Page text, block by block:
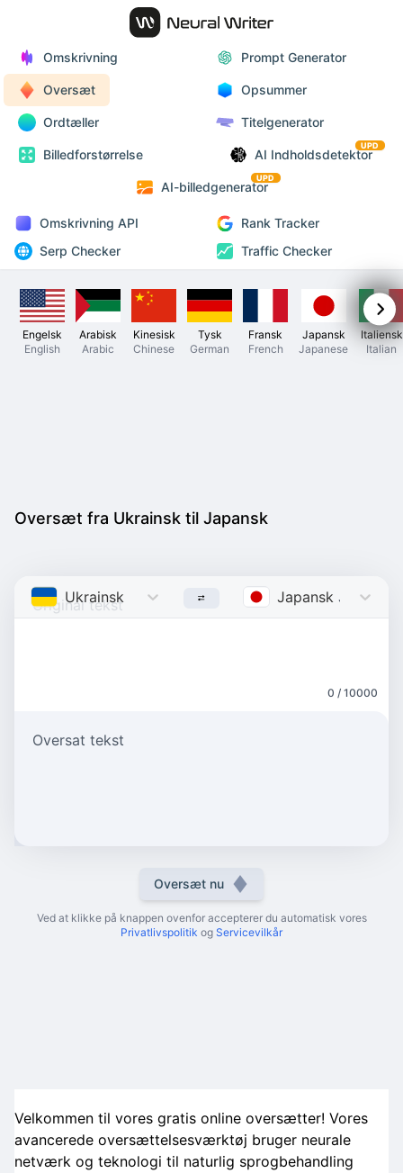
Omskrivning Prompt Generator
Oversæt Opsummer
Ordtæller Titelgenerator
Billedforstørrelse AI Indholdsdetektor
UPD
AI-billedgenerator
UPD
Omskrivning API
Rank Tracker
Serp Checker
Traffic Checker
Engelsk
English
Arabisk
Arabic
Kinesisk
Chinese
Tysk
German
Fransk
French
Japansk
Japanese
Italiensk
Italian
Oversæt fra Ukrainsk til Japansk
Ukrainsk Ukrainian Japansk Japanese
0 / 10000
Oversat tekst
Oversæt nu
Ved at klikke på knappen ovenfor accepterer du automatisk vores
Privatlivspolitik og Servicevilkår
Velkommen til vores gratis online oversætter! Vores
avancerede oversættelsesværktøj bruger neurale
netværk og teknologi til naturlig sprogbehandling